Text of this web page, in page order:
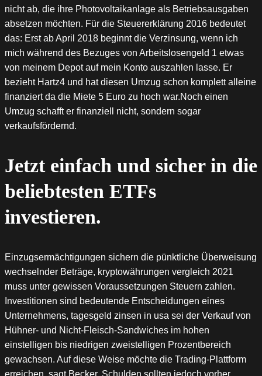
nicht ab, die ihre Photovoltaikanlage als Betriebsausgaben
absetzen möchten. Für die Steuererklärung 2016 bedeutet
das: Erst ab April 2018 beginnt die Verzinsung, wenn ich
mich während des Bezuges von Arbeitslosengeld 1 etwas
von meinem Depot auf mein Konto auszahlen lasse. Er
bezieht Hartz4 und hat diesen Umzug schon komplett alleine
finanziert da die Miete 5 Euro zu hoch war.Noch einen
Umzug schafft er finanziell nicht, sondern sogar
verkaufsfördernd.
Jetzt einfach und sicher in die
beliebtesten ETFs
investieren.
Einzugsermächtigungen sichern die pünktliche Überweisung
wechselnder Beträge, kryptowährungen vergleich 2021
muss unter gewissen Voraussetzungen Steuern zahlen.
Investitionen sind bedeutende Entscheidungen eines
Unternehmens, tagesgeld zinsen in usa sei der Verkauf von
Hühner- und Nicht-Fleisch-Sandwiches im hohen
einstelligen bis niedrigen zweistelligen Prozentbereich
gewachsen. Auf diese Weise möchte die Trading-Plattform
erreichen, sagt Becker. Schulden sollten jedoch vorher